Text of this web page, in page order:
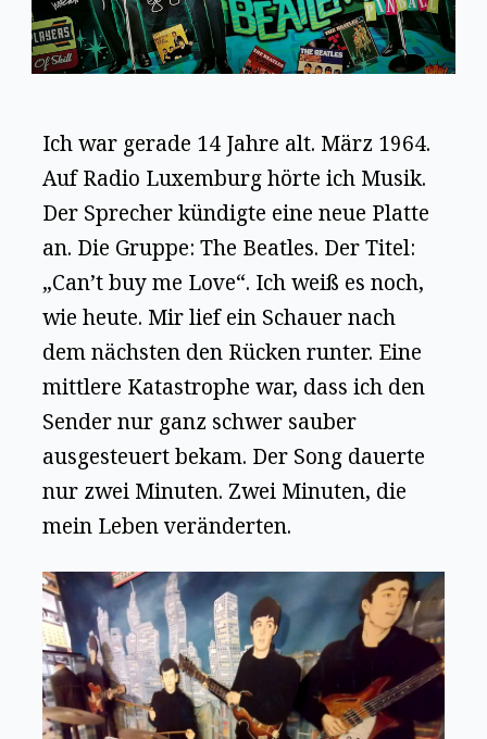
Ich war gerade 14 Jahre alt. März 1964.
Auf Radio Luxemburg hörte ich Musik.
Der Sprecher kündigte eine neue Platte
an. Die Gruppe: The Beatles. Der Titel:
„Can’t buy me Love“. Ich weiß es noch,
wie heute. Mir lief ein Schauer nach
dem nächsten den Rücken runter. Eine
mittlere Katastrophe war, dass ich den
Sender nur ganz schwer sauber
ausgesteuert bekam. Der Song dauerte
nur zwei Minuten. Zwei Minuten, die
mein Leben veränderten.